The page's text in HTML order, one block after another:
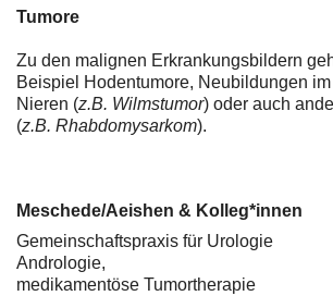
Tumore
Zu den malignen Erkrankungsbildern
Beispiel Hodentumore, Neubildungen
Nieren (z.B. Wilmstumor) oder auch
(z.B. Rhabdomysarkom).
Meschede/Aeishen & Kolleg*innen
Gemeinschaftspraxis für Urologie
Andrologie,
medikamentöse Tumortherapie